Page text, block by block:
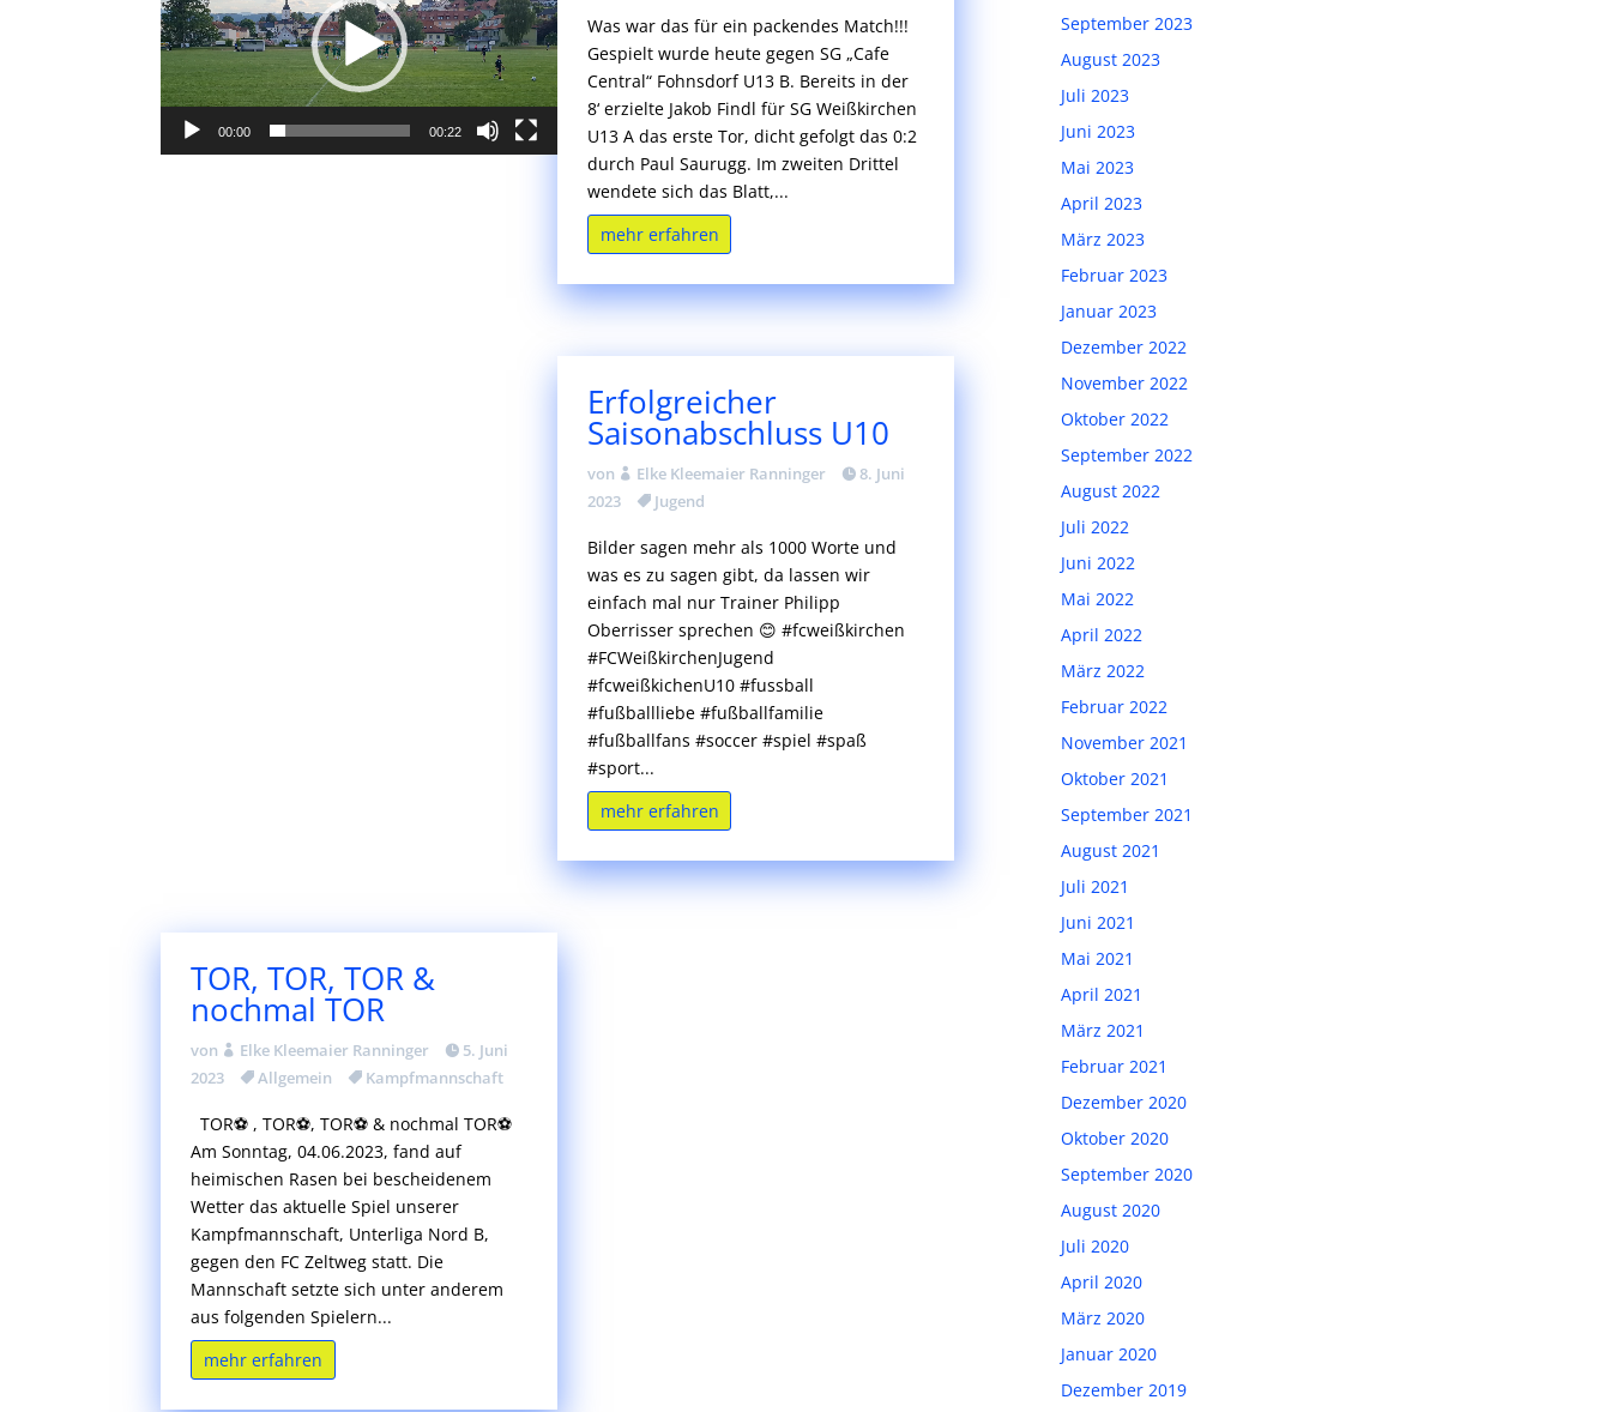
00:00 00:22
Was war das für ein packendes Match!!!
Gespielt wurde heute gegen SG „Cafe
Central“ Fohnsdorf U13 B. Bereits in der
8‘ erzielte Jakob Findl für SG Weißkirchen
U13 A das erste Tor, dicht gefolgt das 0:2
durch Paul Saurugg. Im zweiten Drittel
wendete sich das Blatt,...
mehr erfahren
Erfolgreicher
Saisonabschluss U10
von Elke Kleemaier Ranninger
8. Juni
2023
Jugend
Bilder sagen mehr als 1000 Worte und
was es zu sagen gibt, da lassen wir
einfach mal nur Trainer Philipp
Oberrisser sprechen 😊 #fcweißkirchen
#FCWeißkirchenJugend
#fcweißkichenU10 #fussball
#fußballliebe #fußballfamilie
#fußballfans #soccer #spiel #spaß
#sport...
mehr erfahren
TOR, TOR, TOR &
nochmal TOR
von Elke Kleemaier Ranninger
5. Juni
2023
Allgemein Kampfmannschaft
TOR⚽ , TOR⚽, TOR⚽ & nochmal TOR⚽
Am Sonntag, 04.06.2023, fand auf
heimischen Rasen bei bescheidenem
Wetter das aktuelle Spiel unserer
Kampfmannschaft, Unterliga Nord B,
gegen den FC Zeltweg statt. Die
Mannschaft setzte sich unter anderem
aus folgenden Spielern...
mehr erfahren
September 2023
August 2023
Juli 2023
Juni 2023
Mai 2023
April 2023
März 2023
Februar 2023
Januar 2023
Dezember 2022
November 2022
Oktober 2022
September 2022
August 2022
Juli 2022
Juni 2022
Mai 2022
April 2022
März 2022
Februar 2022
November 2021
Oktober 2021
September 2021
August 2021
Juli 2021
Juni 2021
Mai 2021
April 2021
März 2021
Februar 2021
Dezember 2020
Oktober 2020
September 2020
August 2020
Juli 2020
April 2020
März 2020
Januar 2020
Dezember 2019